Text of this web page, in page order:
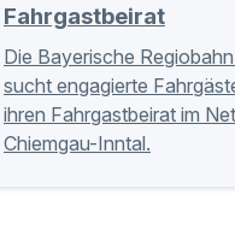
Fahrgastbeirat
Die Bayerische
sucht engagierte
ihren Fahrgastbeirat im
Chiemgau-Inntal.